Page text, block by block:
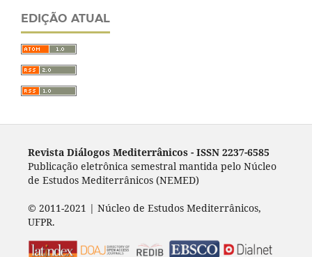
EDIÇÃO ATUAL
Revista Diálogos Mediterrânicos - ISSN 2237-6585
Publicação eletrônica semestral mantida pelo Núcleo
de Estudos Mediterrânicos (NEMED)
© 2011-2021 | Núcleo de Estudos Mediterrânicos,
UFPR.